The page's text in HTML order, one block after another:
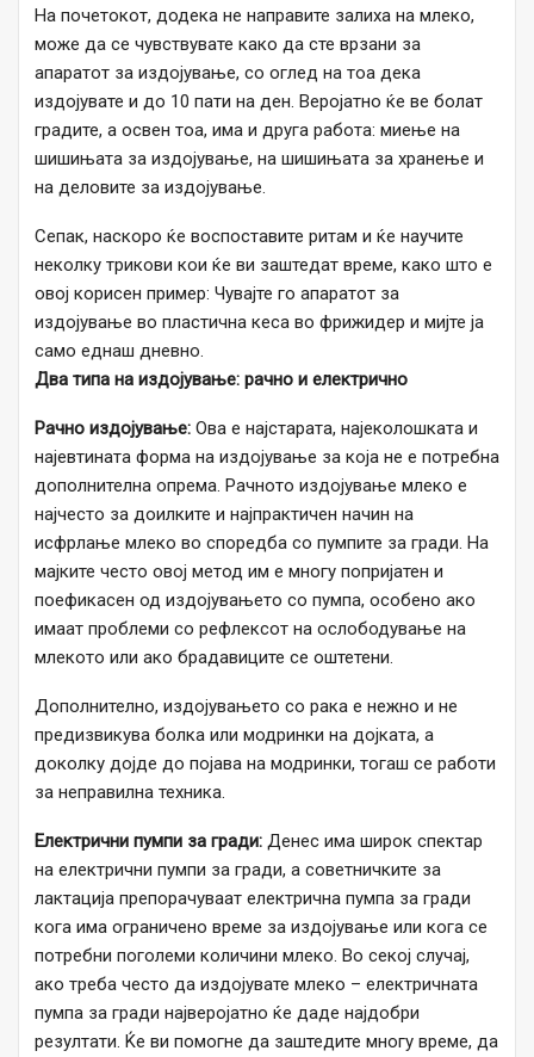
На почетокот, додека не направите залиха на млеко,
може да се чувствувате како да сте врзани за
апаратот за издојување, со оглед на тоа дека
издојувате и до 10 пати на ден. Веројатно ќе ве болат
градите, а освен тоа, има и друга работа: миење на
шишињата за издојување, на шишињата за хранење и
на деловите за издојување.
Сепак, наскоро ќе воспоставите ритам и ќе научите
неколку трикови кои ќе ви заштедат време, како што е
овој корисен пример: Чувајте го апаратот за
издојување во пластична кеса во фрижидер и мијте ја
само еднаш дневно.
Два типа на издојување: рачно и електрично
Рачно издојување: Ова е најстарата, најеколошката и
најевтината форма на издојување за која не е потребна
дополнителна опрема. Рачното издојување млеко е
најчесто за доилките и најпрактичен начин на
исфрлање млеко во споредба со пумпите за гради. На
мајките често овој метод им е многу попријатен и
поефикасен од издојувањето со пумпа, особено ако
имаат проблеми со рефлексот на ослободување на
млекото или ако брадавиците се оштетени.
Дополнително, издојувањето со рака е нежно и не
предизвикува болка или модринки на дојката, а
доколку дојде до појава на модринки, тогаш се работи
за неправилна техника.
Електрични пумпи за гради: Денес има широк спектар
на електрични пумпи за гради, а советничките за
лактација препорачуваат електрична пумпа за гради
кога има ограничено време за издојување или кога се
потребни поголеми количини млеко. Во секој случај,
ако треба често да издојувате млеко – електричната
пумпа за гради најверојатно ќе даде најдобри
резултати. Ќе ви помогне да заштедите многу време, да